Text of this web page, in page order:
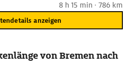
8 h 15 min · 786 km
anzeigen
von Bremen nach